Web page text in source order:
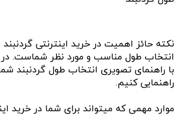
نکته حائز اهمیت در خرید اینترنتی
انتخاب طول مناسب و مورد نظر شماست.
با راهنمای تصویری انتخاب طول گردنبند
راهنمایی کنیم.
موارد مهمی که میتواند برای شما در خرید